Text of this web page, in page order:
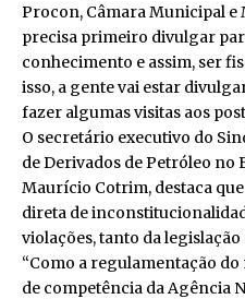
Procon, Câmara Municipal
precisa primeiro divulgar
conhecimento e assim, ser
isso, a gente vai estar
fazer algumas visitas aos
O secretário executivo do
de Derivados de Petróleo no
Maurício Cotrim, destaca
direta de
violações, tanto da
“Como a regulamentação
de competência da Agência